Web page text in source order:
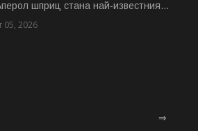
шприц стана най-известния...
05, 2026
⇒